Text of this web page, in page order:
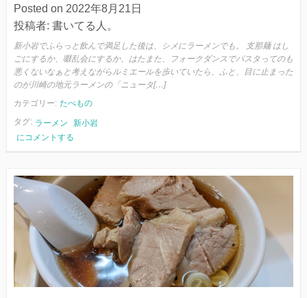
Posted on 2022年8月21日
投稿者: 書いてる人。
新小岩でふらっと飲んで満足した後は、シメにラーメンでも。 支那麺 はし
ごにするか、啜乱会にするか、はたまた、フォークダンスでパスタってのも
悪くないなぁと考えながらルミエールを歩いていたら、ふと、目に止まった
のが川崎の地元ラーメンの「ニュータ[…]
カテゴリー: たべもの
タグ: ラーメン
新小岩
シ
ニ
ュ
ー
タ
ン
メ
にコメントする